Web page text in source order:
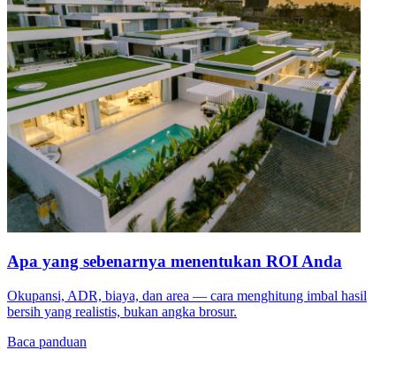
Apa yang sebenarnya menentukan ROI Anda
Okupansi, ADR, biaya, dan area — cara menghitung imbal hasil
bersih yang realistis, bukan angka brosur.
Baca panduan